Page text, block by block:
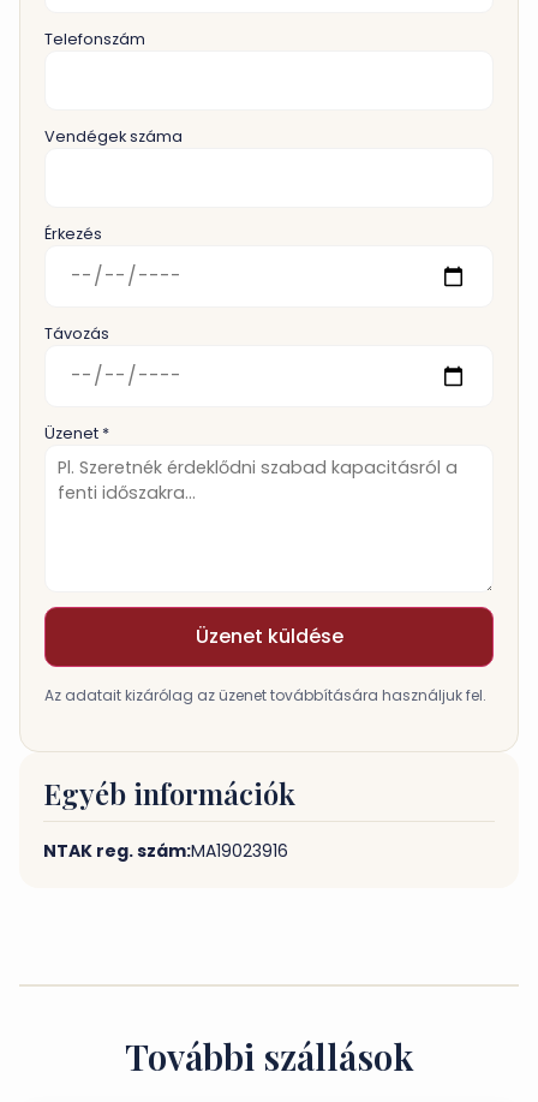
Telefonszám
Vendégek száma
Érkezés
Távozás
Üzenet *
Üzenet küldése
Az adatait kizárólag az üzenet továbbítására használjuk fel.
Egyéb információk
NTAK reg. szám:MA19023916
További szállások